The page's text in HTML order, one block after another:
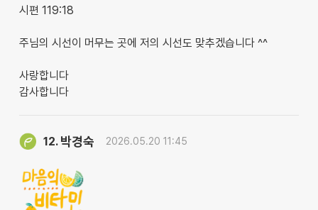
시편 119:18
주님의 시선이 머무는 곳에 저의 시선도 맞추겠습니다 ^^
사랑합니다
감사합니다
12. 박경숙 2026.05.20 11:45